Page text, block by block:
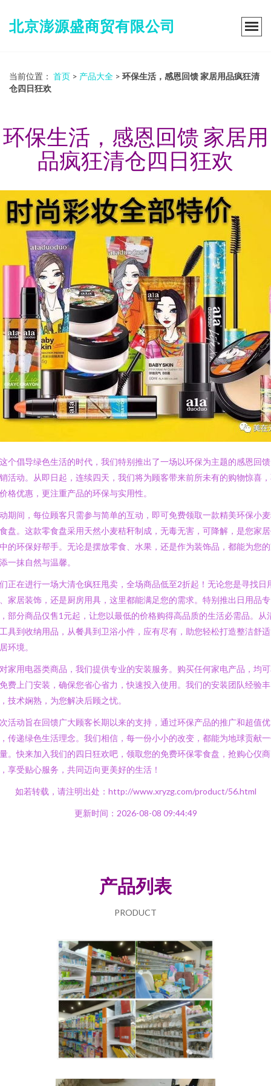
北京澎源盛商贸有限公司
当前位置： 首页 > 产品大全 > 环保生活，感恩回馈 家居用品疯狂清
仓四日狂欢
环保生活，感恩回馈 家居用
品疯狂清仓四日狂欢
个倡导绿色生活的时代，我们特别推出了一场以环保为主题的感恩回
活动。从即日起，连续四天，我们将为顾客带来前所未有的购物惊喜
格优惠，更注重产品的环保与实用性。
期间，每位顾客只需参与简单的互动，即可免费领取一款精美环保小
盘。这款零食盘采用天然小麦秸秆制成，无毒无害，可降解，是您家
的环保好帮手。无论是摆放零食、水果，还是作为装饰品，都能为您
一抹自然与温馨。
正在进行一场大清仓疯狂甩卖，全场商品低至2折起！无论您是寻找日
家居装饰，还是厨房用具，这里都能满足您的需求。特别推出日用品专
部分商品仅售1元起，让您以最低的价格购得高品质的生活必需品。从
具到收纳用品，从餐具到卫浴小件，应有尽有，助您轻松打造整洁舒
环境。
家用电器类商品，我们提供专业的安装服务。购买任何家电产品，均
费上门安装，确保您省心省力，快速投入使用。我们的安装团队经验丰
技术娴熟，为您解决后顾之忧。
活动旨在回馈广大顾客长期以来的支持，通过环保产品的推广和超值优
传递绿色生活理念。我们相信，每一份小小的改变，都能为地球贡献
。快来加入我们的四日狂欢吧，领取您的免费环保零食盘，抢购心仪商
享受贴心服务，共同迈向更美好的生活！
如若转载，请注明出处：http://www.xryzg.com/product/56.html
更新时间：2026-08-08 09:44:49
产品列表
PRODUCT